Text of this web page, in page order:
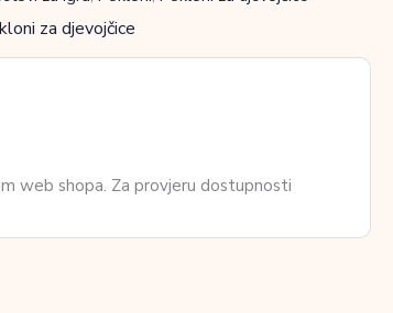
za djevojčice
web shopa. Za provjeru dostupnosti